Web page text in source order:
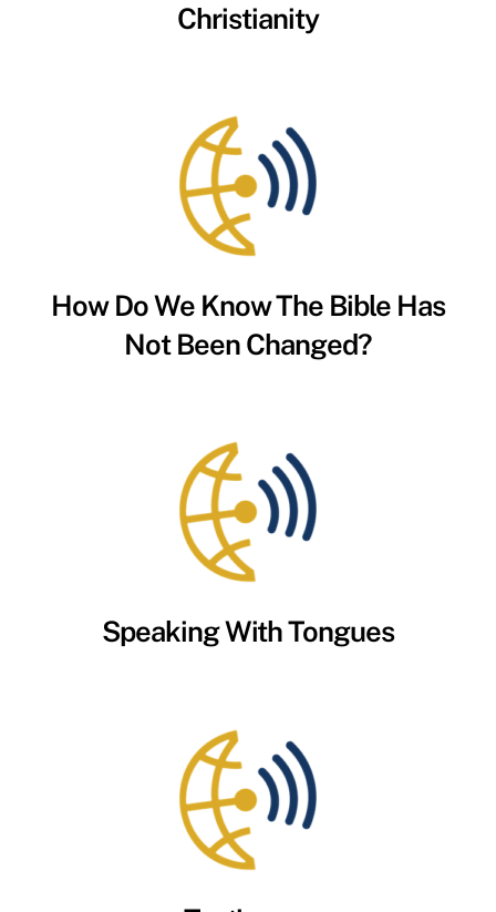
Christianity
How Do We Know The Bible Has
Not Been Changed?
Speaking With Tongues